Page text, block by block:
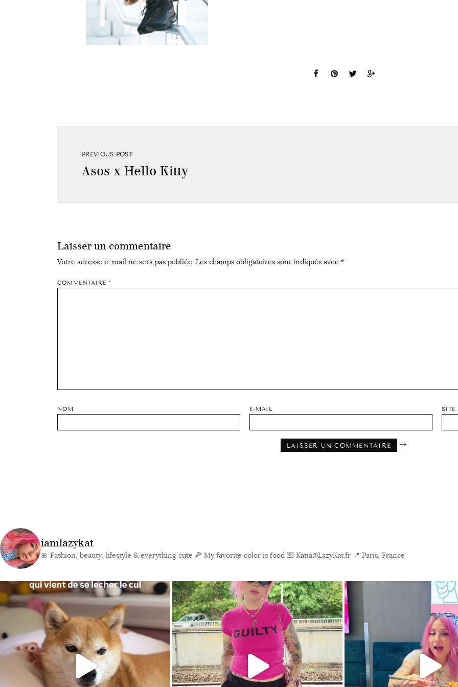
PREVIOUS POST
Asos x Hello Kitty
Laisser un commentaire
Votre adresse e-mail ne sera pas publiée. Les champs obligatoires sont indiqués avec *
COMMENTAIRE *
NOM E-MAIL SITE
iamlazykat
🎀 Fashion, beauty, lifestyle & everything cute 🍕 My favorite color is food 💌 Katia@LazyKat.fr 📍 Paris, France